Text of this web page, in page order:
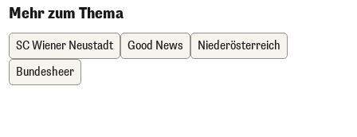
Mehr zum Thema
SC Wiener Neustadt Good News
Niederösterreich
Bundesheer